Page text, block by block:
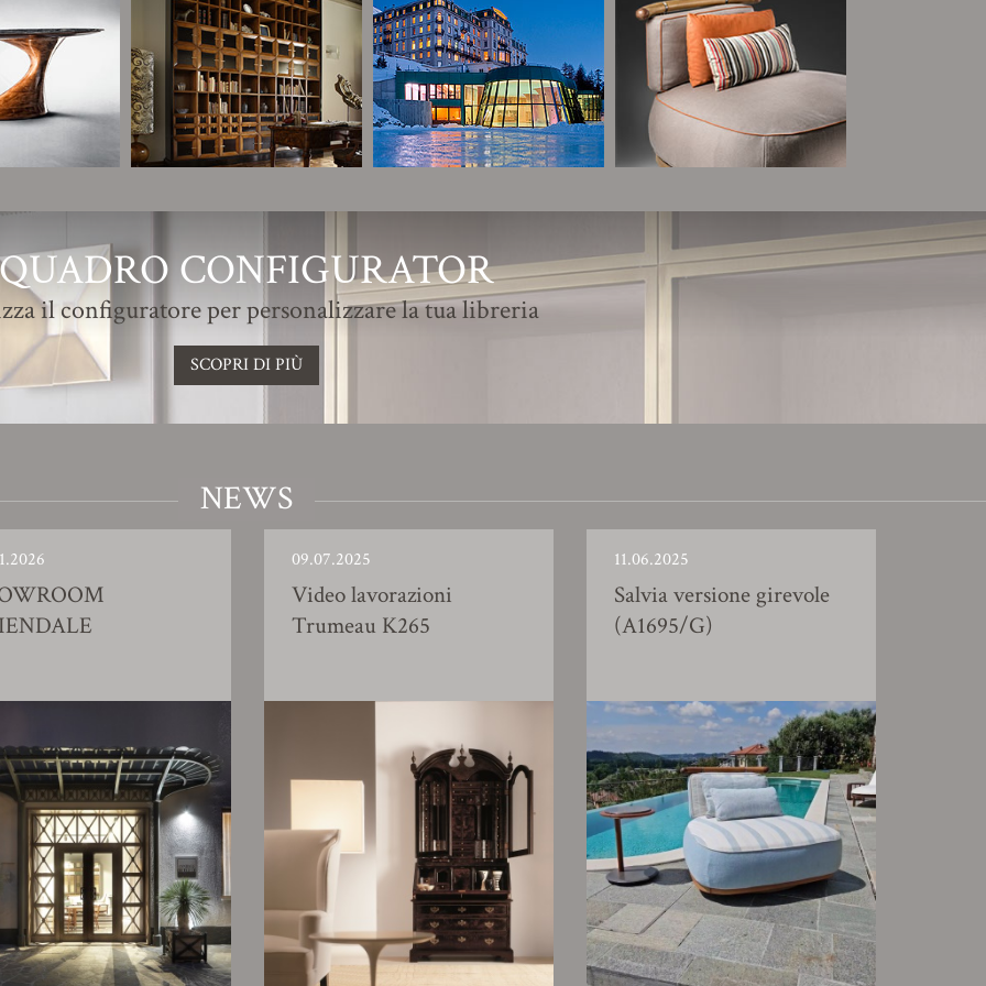
QUADRO CONFIGURATOR
il configuratore per personalizzare la tua libreria
SCOPRI DI PIÙ
NEWS
09.07.2025
Video lavorazioni
Trumeau K265
11.06.2025
Salvia versione girevole
(A1695/G)